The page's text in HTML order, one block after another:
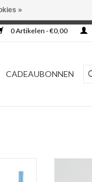
0 Artikelen - €0,00
CADEAUBONNEN
»